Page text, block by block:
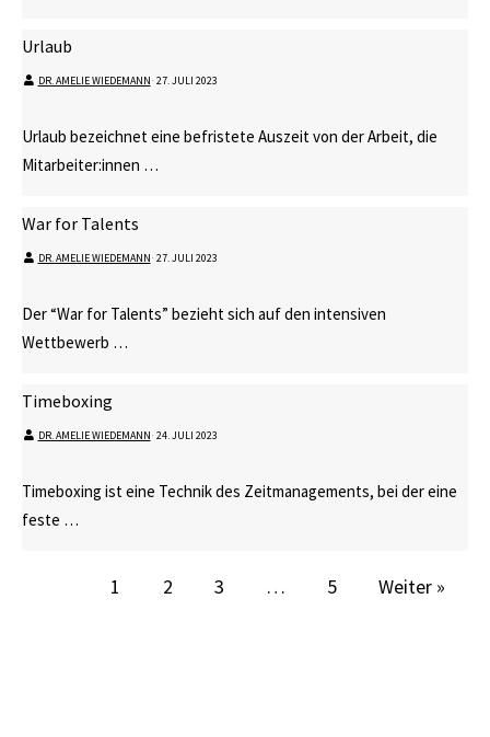
Urlaub
DR. AMELIE WIEDEMANN⋅ 27. JULI 2023
Urlaub bezeichnet eine befristete Auszeit von der Arbeit, die
Mitarbeiter:innen …
War for Talents
DR. AMELIE WIEDEMANN⋅ 27. JULI 2023
Der “War for Talents” bezieht sich auf den intensiven
Wettbewerb …
Timeboxing
DR. AMELIE WIEDEMANN⋅ 24. JULI 2023
Timeboxing ist eine Technik des Zeitmanagements, bei der eine
feste …
1 2 3 … 5 Weiter »